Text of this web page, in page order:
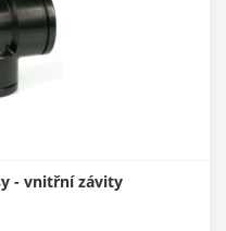
- vnitřní závity